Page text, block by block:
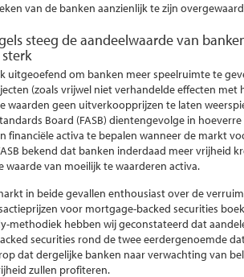
van de banken aanzienlijk te zijn
steeg de aandeelwaarde van
uitgeoefend om banken meer speelruimte te
(zoals vrijwel niet verhandelde effecten
waarden geen uitverkoopprijzen te laten
Board (FASB) dientengevolge in
financiële activa te bepalen wanneer de markt
bekend dat banken inderdaad meer vrijheid
van moeilijk te waarderen activa.
in beide gevallen enthousiast over de
voor mortgage-backed securities
methodiek hebben wij geconstateerd dat
securities rond de twee eerdergenoemde
dat dergelijke banken naar verwachting van
zullen profiteren.